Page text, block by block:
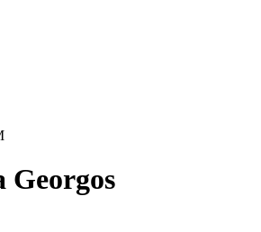
Georgos